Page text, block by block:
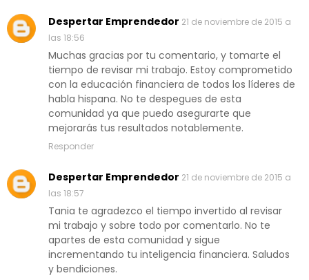
Despertar Emprendedor 21 de noviembre de 2015 a
las 18:56
Muchas gracias por tu comentario, y tomarte el
tiempo de revisar mi trabajo. Estoy comprometido
con la educación financiera de todos los líderes de
habla hispana. No te despegues de esta
comunidad ya que puedo asegurarte que
mejorarás tus resultados notablemente.
Responder
Despertar Emprendedor 21 de noviembre de 2015 a
las 18:57
Tania te agradezco el tiempo invertido al revisar
mi trabajo y sobre todo por comentarlo. No te
apartes de esta comunidad y sigue
incrementando tu inteligencia financiera. Saludos
y bendiciones.